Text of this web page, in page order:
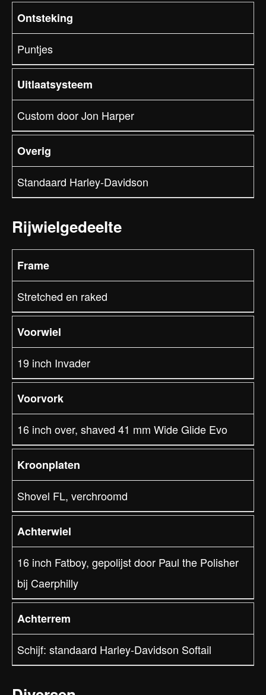
Ontsteking
Puntjes
Uitlaatsysteem
Custom door Jon Harper
Overig
Standaard Harley-Davidson
Rijwielgedeelte
Frame
Stretched en raked
Voorwiel
19 inch Invader
Voorvork
16 inch over, shaved 41 mm Wide Glide Evo
Kroonplaten
Shovel FL, verchroomd
Achterwiel
16 inch Fatboy, gepolijst door Paul the Polisher
bij Caerphilly
Achterrem
Schijf: standaard Harley-Davidson Softail